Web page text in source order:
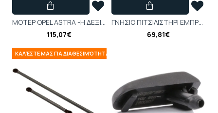
ΜΟΤΕΡ OPEL ASTRA -H ΔΕΞΙ ΠΛΥΣΗΣ ΦΑΝΟΥ ΔΕΞΙ
115,07€
ΓΝΗΣΙΟ ΠΙΤΣΙΛΙΣΤΗΡΙ ΕΜΠΡΟΣ ΑΡΙΣΤΕΡΟ OPEL CORSA-C-9227349
69,81€
ΚΑΛΈΣΤΕ ΜΑΣ ΓΙΑ ΔΙΑΘΕΣΙΜΌΤΗΤΑ